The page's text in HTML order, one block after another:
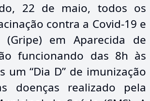
22 de maio, todos os
contra a Covid-19 e
(Gripe) em Aparecida de
funcionando das 8h às
um “Dia D” de imunização
doenças realizado pela